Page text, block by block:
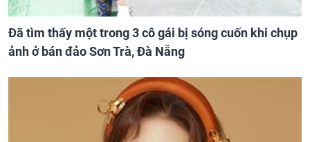
Đã tìm thấy một trong 3 cô gái bị sóng cuốn khi chụp
ảnh ở bán đảo Sơn Trà, Đà Nẵng